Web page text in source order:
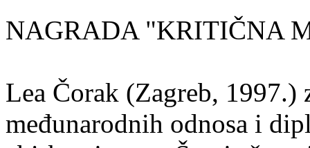
NAGRADA "KRITIČNA
Lea Čorak (Zagreb,
međunarodnih odnosa i